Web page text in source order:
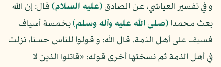
و في تفسير العياشي، عن الصادق(عليه السلام)قال: إن الله
بعث محمدا(صلى الله عليه وآله وسلم)بخمسة أسياف
فسيف على أهل الذمة. قال الله: و قولوا للناس حسنا، نزلت
في أهل الذمة ثم نسختها أخرى قوله: «قاتلوا الذين لا